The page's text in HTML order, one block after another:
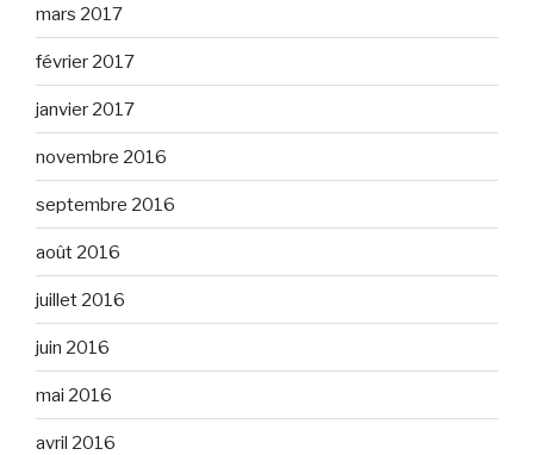
mars 2017
février 2017
janvier 2017
novembre 2016
septembre 2016
août 2016
juillet 2016
juin 2016
mai 2016
avril 2016